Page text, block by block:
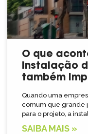
O que
instalação
também
Quando uma
comum que grande
para o projeto, a
SAIBA MAIS »